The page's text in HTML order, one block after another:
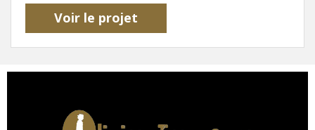
Voir le projet